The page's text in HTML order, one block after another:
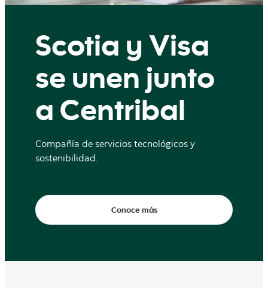
Scotia y Visa
se unen junto
a Centribal
Compañía de servicios tecnológicos y
sostenibilidad.
Conoce más